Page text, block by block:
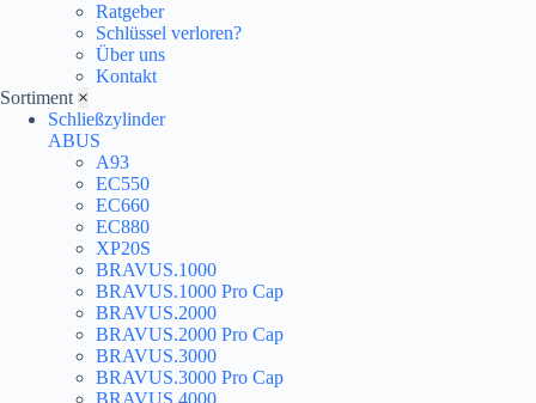
Ratgeber
Schlüssel verloren?
Über uns
Kontakt
Sortiment ×
Schließzylinder
ABUS
A93
EC550
EC660
EC880
XP20S
BRAVUS.1000
BRAVUS.1000 Pro Cap
BRAVUS.2000
BRAVUS.2000 Pro Cap
BRAVUS.3000
BRAVUS.3000 Pro Cap
BRAVUS.4000